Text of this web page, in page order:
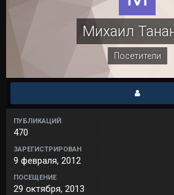
Михаил
Посетители
ПУБЛИКАЦИЙ
470
ЗАРЕГИСТРИРОВАН
9 февраля, 2012
ПОСЕЩЕНИЕ
29 октября, 2013